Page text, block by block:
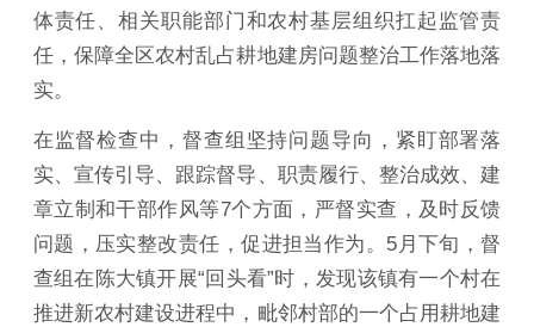
体责任、相关职能部门和农村基层组织扛起监管责
任，保障全区农村乱占耕地建房问题整治工作落地落
实。
在监督检查中，督查组坚持问题导向，紧盯部署落
实、宣传引导、跟踪督导、职责履行、整治成效、建
章立制和干部作风等7个方面，严督实查，及时反馈
问题，压实整改责任，促进担当作为。5月下旬，督
查组在陈大镇开展“回头看”时，发现该镇有一个村在
推进新农村建设进程中，毗邻村部的一个占用耕地建